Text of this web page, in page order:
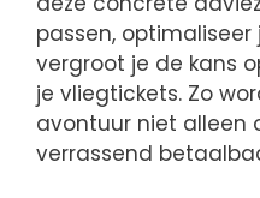
passen,
vergroot je de kans
je vliegtickets. Zo
avontuur niet alleen
verrassend